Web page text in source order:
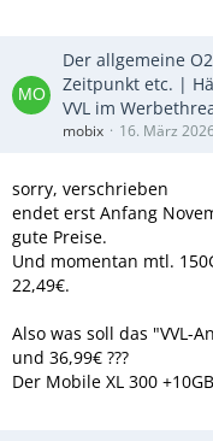
Der allgemeine
Zeitpunkt etc. |
VVL im
mobix 16. März
sorry, verschrieben
endet erst Anfang
gute Preise.
Und momentan mtl.
22,49€.
Also was soll das "VVL-
und 36,99€ ???
Der Mobile XL 300